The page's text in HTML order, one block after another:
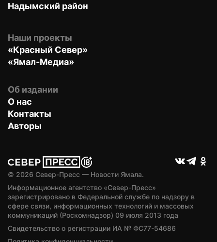
Надымский район
Наши проекты
«Красный Север»
«Ямал-Медиа»
Об издании
О нас
Контакты
Авторы
© 2026 Север-Пресс — Новости Ямала.
Информационное агентство «Север-Пресс»
зарегистрировано в Федеральной службе по надзору в
сфере связи, информационных технологий и массовых
коммуникаций (Роскомнадзор) 09 июля 2013 года
Свидетельство о регистрации ИА № ФС77-54686